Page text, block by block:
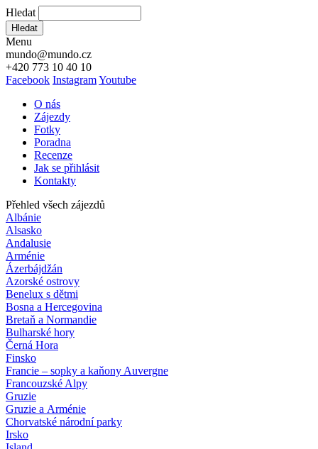
Hledat
Hledat
Menu
mundo@mundo.cz
+420 773 10 40 10
Facebook InstagramYoutube
O nás
Zájezdy
Fotky
Poradna
Recenze
Jak se přihlásit
Kontakty
Přehled všech zájezdů
Albánie
Alsasko
Andalusie
Arménie
Ázerbájdžán
Azorské ostrovy
Benelux s dětmi
Bosna a Hercegovina
Bretaň a Normandie
Bulharské hory
Černá Hora
Finsko
Francie – sopky a kaňony Auvergne
Francouzské Alpy
Gruzie
Gruzie a Arménie
Chorvatské národní parky
Irsko